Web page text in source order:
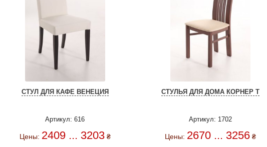
СТУЛ ДЛЯ КАФЕ ВЕНЕЦИЯ
Артикул: 616
Цены: 2409 ... 3203 ₴
СТУЛЬЯ ДЛЯ ДОМА КОРНЕР Т
Артикул: 1702
Цены: 2670 ... 3256 ₴